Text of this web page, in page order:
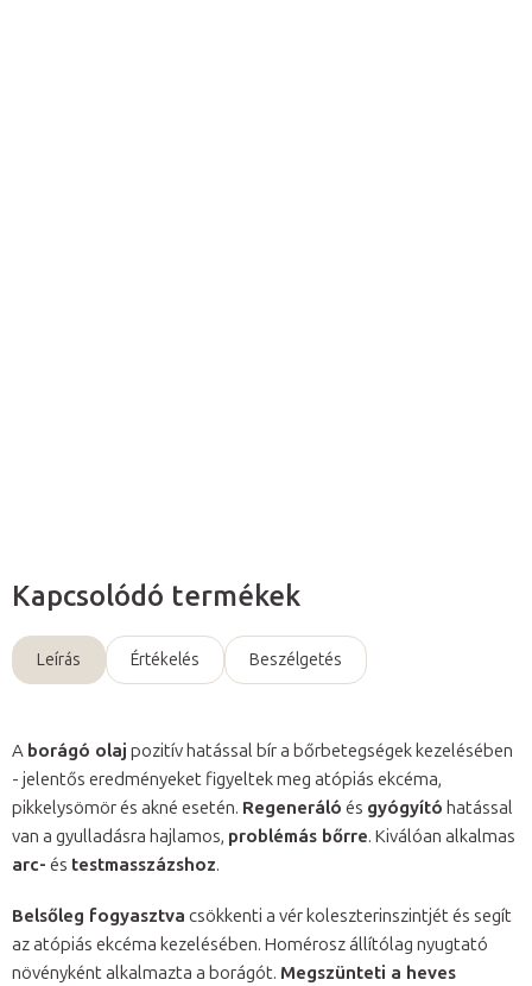
Kapcsolódó termékek
Leírás Értékelés Beszélgetés
A borágó olaj pozitív hatással bír a bőrbetegségek kezelésében
- jelentős eredményeket figyeltek meg atópiás ekcéma,
pikkelysömör és akné esetén. Regeneráló és gyógyító hatással
van a gyulladásra hajlamos, problémás bőrre. Kiválóan alkalmas
arc- és testmasszázshoz.
Belsőleg fogyasztva csökkenti a vér koleszterinszintjét és segít
az atópiás ekcéma kezelésében. Homérosz állítólag nyugtató
növényként alkalmazta a borágót. Megszünteti a heves